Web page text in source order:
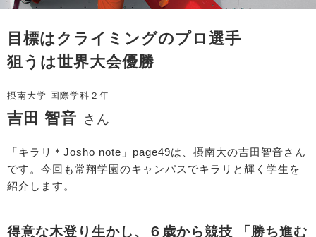
目標はクライミングのプロ選手
狙うは世界大会優勝
摂南大学 国際学科２年
吉田 智音 さん
「キラリ＊Josho note」page49は、摂南大の吉田智音さん
です。今回も常翔学園のキャンパスでキラリと輝く学生を
紹介します。
得意な木登り生かし、６歳から競技 「勝ち進む